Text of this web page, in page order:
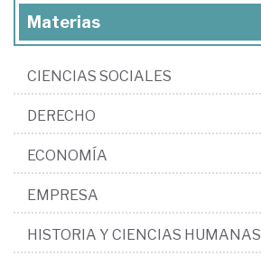
Materias
CIENCIAS SOCIALES
DERECHO
ECONOMÍA
EMPRESA
HISTORIA Y CIENCIAS HUMANAS